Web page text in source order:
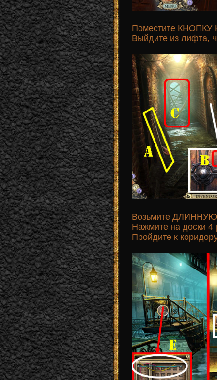
Поместите КНОПКУ
Выйдите из лифта,
Возьмите
Нажмите на доски 4
Пройдите к